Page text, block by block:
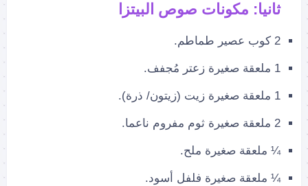
ثانيا: مكونات صوص البيتزا
2 كوب عصير طماطم.
1 ملعقة صغيرة زعتر مُجفف.
1 ملعقة صغيرة زيت (زيتون/ ذرة).
2 ملعقة صغيرة ثوم مفروم ناعما.
¼ ملعقة صغيرة ملح.
¼ ملعقة صغيرة فلفل أسود.